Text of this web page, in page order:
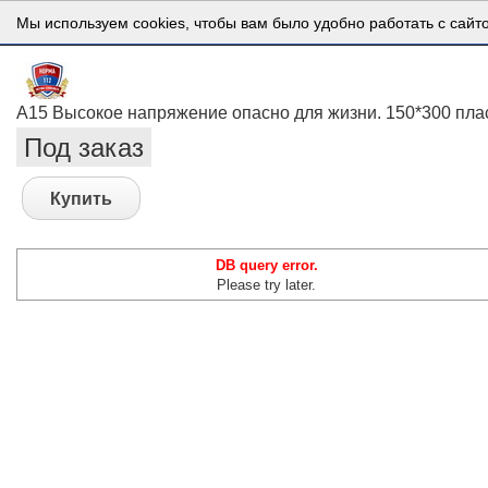
А15 Высокое напряжение опасно для жизни. 150*300
Под заказ
Купить
DB query error.
Please try later.
Мы используем cookies, чтобы вам было удобно работать с